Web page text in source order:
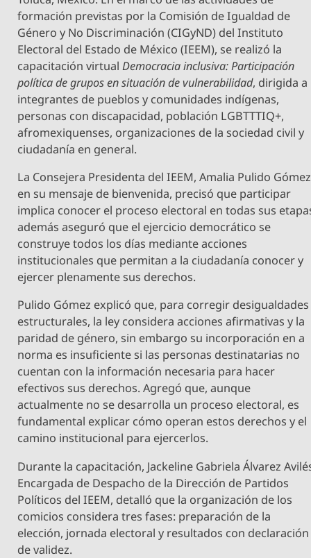
formación previstas por la Comisión de Igualdad de
Género y No Discriminación (CIGyND) del Instituto
Electoral del Estado de México (IEEM), se realizó la
capacitación virtualDemocracia inclusiva: Participación
política de grupos en situación de vulnerabilidad, dirigida a
integrantes de pueblos y comunidades indígenas,
personas con discapacidad, población LGBTTTIQ+,
afromexiquenses, organizaciones de la sociedad civil y
ciudadanía en general.
La Consejera Presidenta del IEEM, Amalia Pulido
en su mensaje de bienvenida, precisó que participar
implica conocer el proceso electoral en todas sus
además aseguró que el ejercicio democrático se
construye todos los días mediante acciones
institucionales que permitan a la ciudadanía conocer y
ejercer plenamente sus derechos.
Pulido Gómez explicó que, para corregir desigualdades
estructurales, la ley considera acciones afirmativas y la
paridad de género, sin embargo su incorporación en a
norma es insuficiente si las personas destinatarias no
cuentan con la información necesaria para hacer
efectivos sus derechos. Agregó que, aunque
actualmente no se desarrolla un proceso electoral, es
fundamental explicar cómo operan estos derechos y el
camino institucional para ejercerlos.
Durante la capacitación, Jackeline Gabriela Álvarez
Encargada de Despacho de la Dirección de Partidos
Políticos del IEEM, detalló que la organización de los
comicios considera tres fases: preparación de la
elección, jornada electoral y resultados con declaración
de validez.